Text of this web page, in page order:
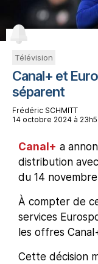
Télévision
Canal+ et
séparent
Frédéric SCHMITT
14 octobre 2024 à
Canal+ a
distribution avec
du 14
À compter de
services
les offres
Cette décision